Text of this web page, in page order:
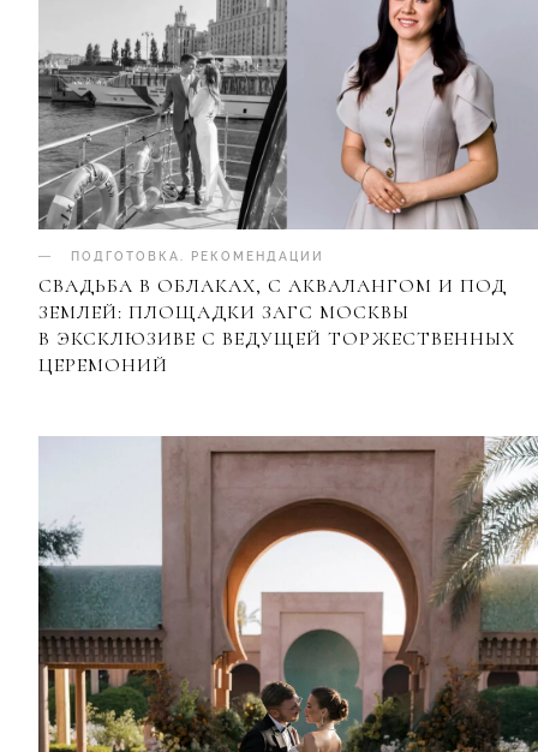
ПОДГОТОВКА РЕКОМЕНДАЦИИ
СВАДЬБА В ОБЛАКАХ, С АКВАЛАНГОМ И ПОД
ЗЕМЛЕЙ: ПЛОЩАДКИ ЗАГС МОСКВЫ
В ЭКСКЛЮЗИВЕ С ВЕДУЩЕЙ ТОРЖЕСТВЕННЫХ
ЦЕРЕМОНИЙ